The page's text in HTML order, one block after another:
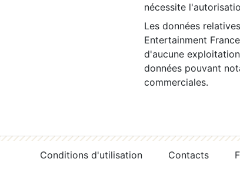
nécessite
Les données
Entertainment
d'aucune
données pouvant
commerciales.
Conditions d'utilisation Contacts